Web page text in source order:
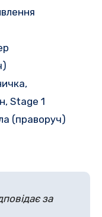
Stage 1
(праворуч)
за